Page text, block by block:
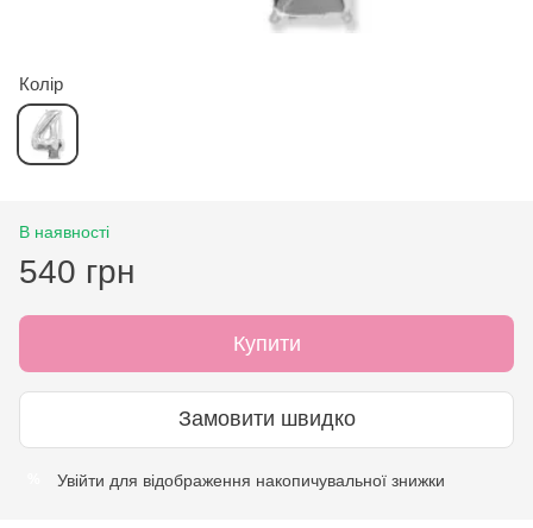
Колір
В наявності
540 грн
Купити
Замовити швидко
Увійти для відображення накопичувальної знижки